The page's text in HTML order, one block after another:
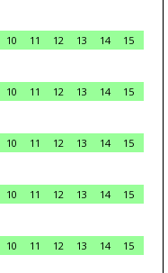
10 11 12 13 14
15
10 11 12 13 14
15
10 11 12 13 14
15
10 11 12 13 14
15
10 11 12 13 14
15